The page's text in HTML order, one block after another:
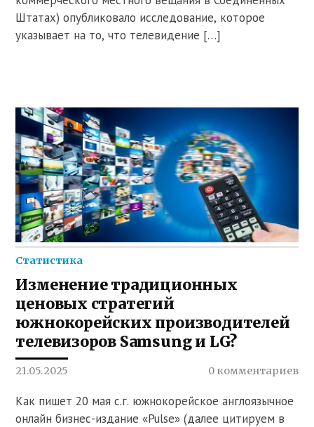
Штатах) опубликовало исследование, которое
указывает на то, что телевидение […]
Статистика
Изменение традиционных
ценовых стратегий
южнокорейских производителей
телевизоров Samsung и LG?
21.05.2025 0 комментариев
Как пишет 20 мая с.г. южнокорейское англоязычное
онлайн бизнес-издание «Pulse» (далее цитируем в